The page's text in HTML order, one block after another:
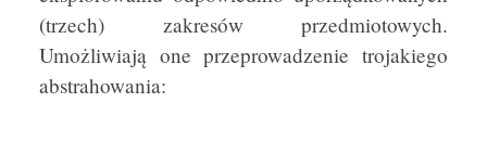
(trzech) zakresów przedmiotowych.
Umożliwiają one przeprowadzenie trojakiego
abstrahowania: